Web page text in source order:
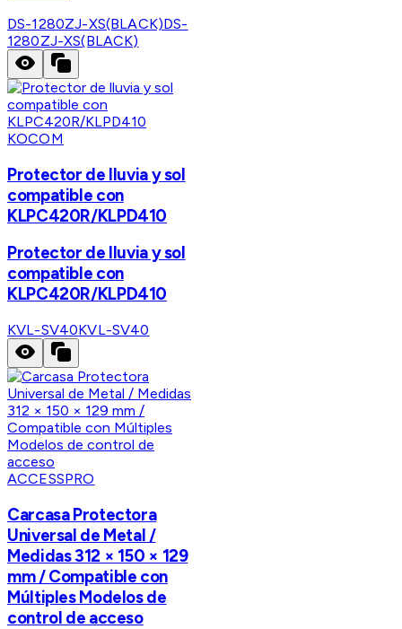
DS-1280ZJ-XS(BLACK)DS-
1280ZJ-XS(BLACK)
KOCOM
Protector de lluvia y sol
compatible con
KLPC420R/KLPD410
Protector de lluvia y sol
compatible con
KLPC420R/KLPD410
KVL-SV40KVL-SV40
ACCESSPRO
Carcasa Protectora
Universal de Metal /
Medidas 312 × 150 × 129
mm / Compatible con
Múltiples Modelos de
control de acceso